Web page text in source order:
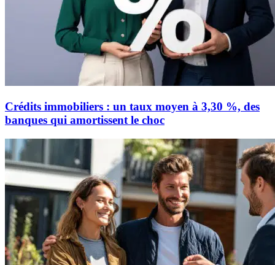
Crédits immobiliers : un taux moyen à 3,30 %, des
banques qui amortissent le choc